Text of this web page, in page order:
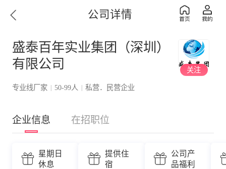
公司详情
盛泰百年实业集团（深圳）
有限公司
专业线厂家 | 50-99人 | 私营．民营企业
关注
企业信息 在招职位
星期日
休息
提供住
宿
公司产
品福利